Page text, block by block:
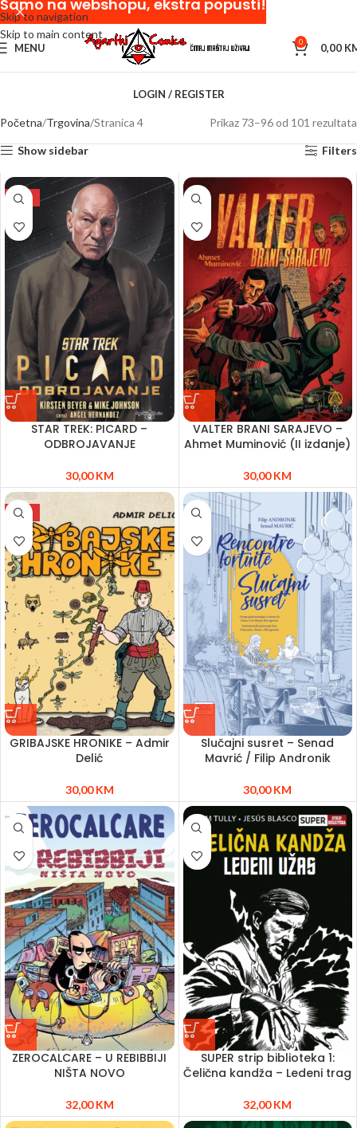
Skip to navigation
Skip to main content
MENU 0 0,00
LOGIN / REGISTER
Početna Trgovina Stranica 4 Prikaz 73–96 od 101 rezultata
Show sidebar Filters
NEW
STAR TREK: PICARD –
ODBROJAVANJE
30,00KM
VALTER BRANI SARAJEVO –
Ahmet Muminović (II izdanje)
30,00KM
NEW
GRIBAJSKE HRONIKE – Admir
Delić
30,00KM
Slučajni susret – Senad
Mavrić / Filip Andronik
30,00KM
ZEROCALCARE – U REBIBBIJI
NIŠTA NOVO
32,00KM
SUPER strip biblioteka 1:
Čelična kandža – Ledeni trag
32,00KM
Samo na webshopu, ekstra popusti!